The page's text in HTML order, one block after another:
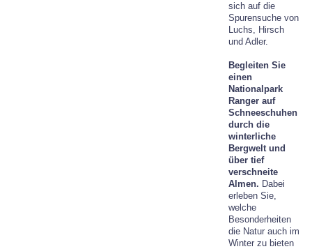
sich auf die
Spurensuche von
Luchs, Hirsch
und Adler.
Begleiten Sie
einen
Nationalpark
Ranger auf
Schneeschuhen
durch die
winterliche
Bergwelt und
über tief
verschneite
Almen. Dabei
erleben Sie,
welche
Besonderheiten
die Natur auch im
Winter zu bieten